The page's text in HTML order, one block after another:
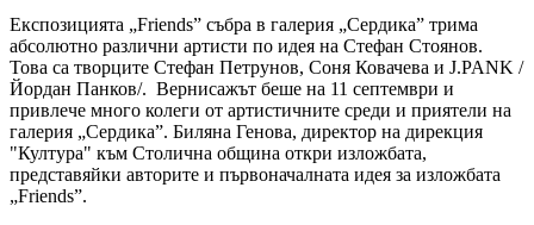
Експозицията „Friends” събра в галерия „Сердика” трима
абсолютно различни артисти по идея на Стефан Стоянов.
Това са творците Стефан Петрунов, Соня Ковачева и J.PANK /
Йордан Панков/. Вернисажът беше на 11 септември и
привлече много колеги от артистичните среди и приятели на
галерия „Сердика”. Биляна Генова, директор на дирекция
"Култура" към Столична община откри изложбата,
представяйки авторите и първоначалната идея за изложбата
„Friends”.